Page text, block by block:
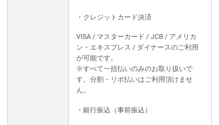
・クレジットカード決済
VISA / マスターカード / JCB / アメリカ
ン・エキスプレス / ダイナースのご利用
が可能です。
※すべて一括払いのみのお取り扱いで
す。分割・リボ払いはご利用頂けませ
ん。
・銀行振込（事前振込）